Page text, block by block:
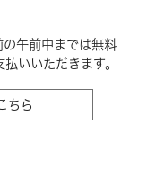
午前中までは無料
いいただきます。
ちら